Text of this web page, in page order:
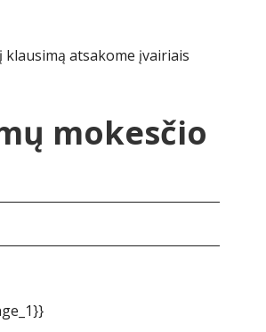
klausimą atsakome įvairiais
mokesčio